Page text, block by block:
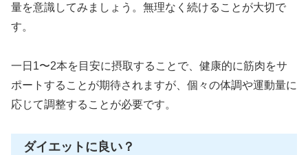
量を意識してみましょう。無理なく続けることが大切で
す。
一日1〜2本を目安に摂取することで、健康的に筋肉をサ
ポートすることが期待されますが、個々の体調や運動量に
応じて調整することが必要です。
ダイエットに良い？